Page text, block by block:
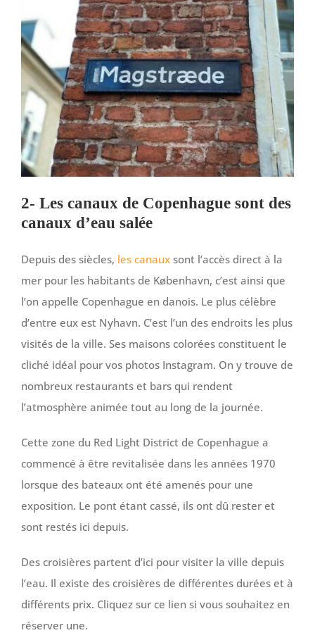
2- Les canaux de Copenhague sont des
canaux d’eau salée
Depuis des siècles, les canauxsont l’accès direct à la
mer pour les habitants de København, c’est ainsi que
l’on appelle Copenhague en danois. Le plus célèbre
d’entre eux est Nyhavn. C’est l’un des endroits les plus
visités de la ville. Ses maisons colorées constituent le
cliché idéal pour vos photos Instagram. On y trouve de
nombreux restaurants et bars qui rendent
l’atmosphère animée tout au long de la journée.
Cette zone du Red Light District de Copenhague a
commencé à être revitalisée dans les années 1970
lorsque des bateaux ont été amenés pour une
exposition. Le pont étant cassé, ils ont dû rester et
sont restés ici depuis.
Des croisières partent d’ici pour visiter la ville depuis
l’eau. Il existe des croisières de différentes durées et à
différents prix. Cliquez sur ce lien si vous souhaitez en
réserver une.